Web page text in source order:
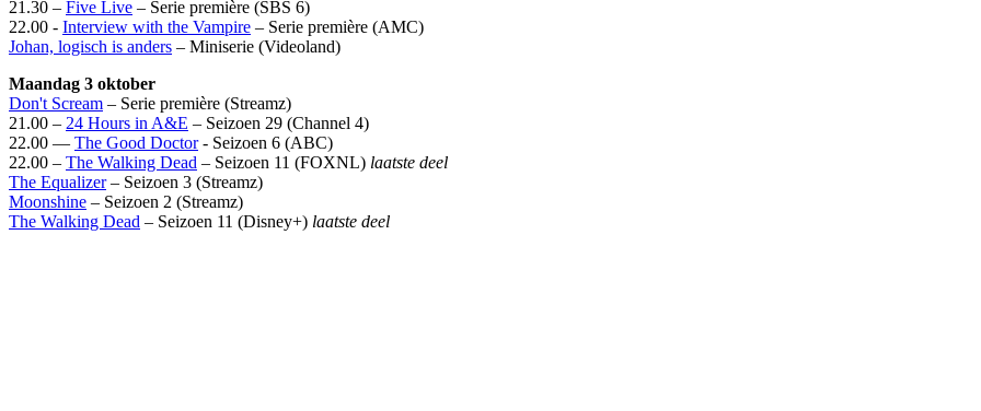
21.30 – Five Live – Serie première (SBS 6)
22.00 - Interview with the Vampire – Serie première (AMC)
Johan, logisch is anders – Miniserie (Videoland)
Maandag 3 oktober
Don't Scream – Serie première (Streamz)
21.00 – 24 Hours in A&E – Seizoen 29 (Channel 4)
22.00 — The Good Doctor- Seizoen 6 (ABC)
22.00 – The Walking Dead – Seizoen 11 (FOXNL) laatste deel
The Equalizer– Seizoen 3 (Streamz)
Moonshine – Seizoen 2 (Streamz)
The Walking Dead – Seizoen 11 (Disney+) laatste deel